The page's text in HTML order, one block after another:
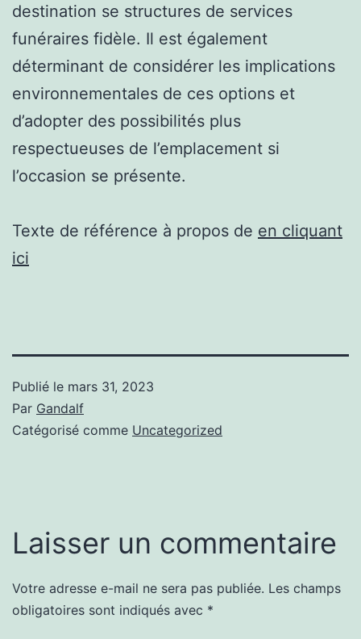
destination se structures de services
funéraires fidèle. Il est également
déterminant de considérer les implications
environnementales de ces options et
d’adopter des possibilités plus
respectueuses de l’emplacement si
l’occasion se présente.
Texte de référence à propos de en cliquant
ici
Publié le mars 31, 2023
Par Gandalf
Catégorisé comme Uncategorized
Laisser un commentaire
Votre adresse e-mail ne sera pas publiée. Les champs
obligatoires sont indiqués avec *